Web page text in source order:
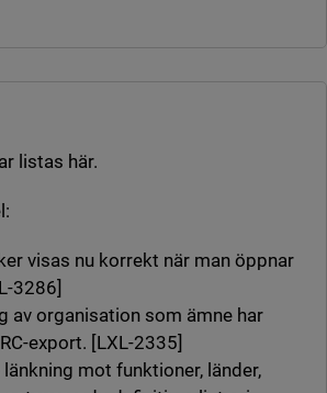
listas här.
visas nu korrekt när man öppnar
3286]
av organisation som ämne har
export. [LXL-2335]
länkning mot funktioner, länder,